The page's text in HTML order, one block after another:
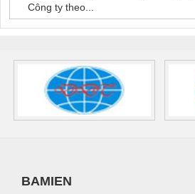
Công ty theo...
BAMIEN